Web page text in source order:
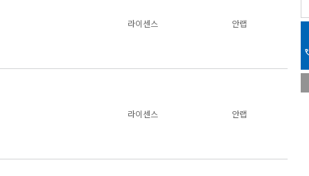
라이센스 안랩
라이센스 안랩